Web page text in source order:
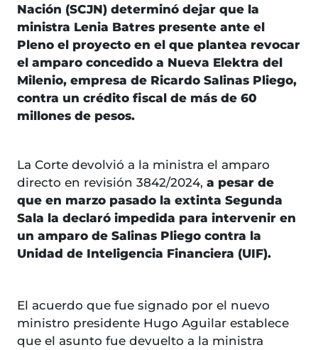
Nación (SCJN) determinó dejar que la
ministra Lenia Batres presente ante el
Pleno el proyecto en el que plantea revocar
el amparo concedido a Nueva Elektra del
Milenio, empresa de Ricardo Salinas Pliego,
contra un crédito fiscal de más de 60
millones de pesos.
La Corte devolvió a la ministra el amparo
directo en revisión 3842/2024, a pesar de
que en marzo pasado la extinta Segunda
Sala la declaró impedida para intervenir en
un amparo de Salinas Pliego contra la
Unidad de Inteligencia Financiera (UIF).
El acuerdo que fue signado por el nuevo
ministro presidente Hugo Aguilar establece
que el asunto fue devuelto a la ministra